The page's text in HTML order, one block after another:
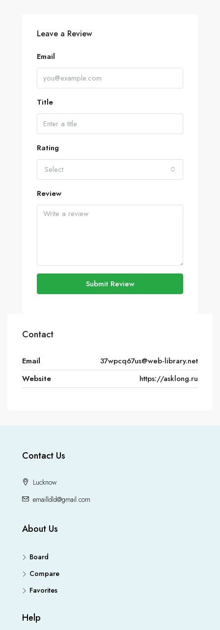
Leave a Review
Email
Title
Rating
Select
Review
Submit Review
Contact
Email
37wpcq67us@web-library.net
Website
https://asklong.ru
Contact Us
Lucknow
emailldld@gmail.com
About Us
Board
Compare
Favorites
Help